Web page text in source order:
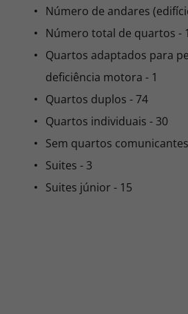
Número de andares
Número total de quartos -
Quartos adaptados para
deficiência motora - 1
Quartos duplos - 74
Quartos individuais - 30
Sem quartos comunicantes
Suites - 3
Suites júnior - 15